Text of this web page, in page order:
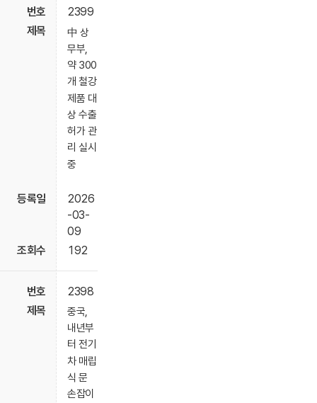
2399
中 상
무부,
약 300
개 철강
제품 대
상 수출
허가 관
리 실시
중
2026
-03-
09
192
2398
중국,
내년부
터 전기
차 매립
식 문
손잡이